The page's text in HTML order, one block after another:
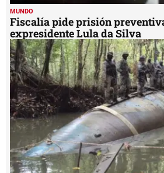
MUNDO
Fiscalía pide prisión
expresidente Lula da Silva